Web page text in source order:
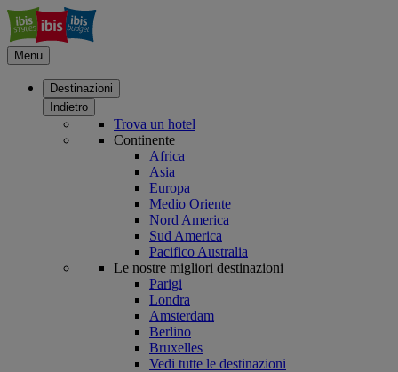
Menu
Destinazioni
Indietro
Trova un hotel
Continente
Africa
Asia
Europa
Medio Oriente
Nord America
Sud America
Pacifico Australia
Le nostre migliori destinazioni
Parigi
Londra
Amsterdam
Berlino
Bruxelles
Vedi tutte le destinazioni